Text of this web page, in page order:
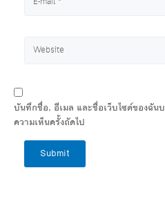
บันทึกชื่อ, อีเมล และชื่อเว็บไซต์ของฉัน
ความเห็นครั้งถัดไป
Submit